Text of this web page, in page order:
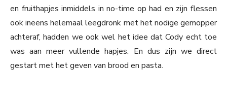
en fruithapjes inmiddels in no-time op had en zijn flessen
ook ineens helemaal leegdronk met het nodige gemopper
achteraf, hadden we ook wel het idee dat Cody echt toe
was aan meer vullende hapjes. En dus zijn we direct
gestart met het geven van brood en pasta.